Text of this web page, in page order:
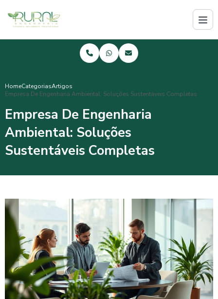
HomeCategoriasArtigos
Empresa De Engenharia Ambiental: Soluções Sustentáveis Completas
Empresa De Engenharia
Ambiental: Soluções
Sustentáveis Completas